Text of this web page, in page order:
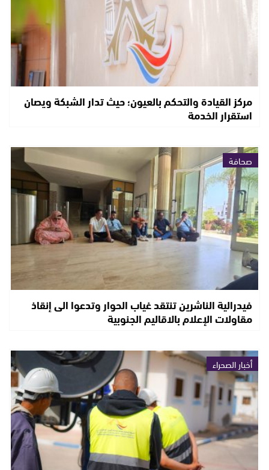
مركز القيادة والتحكم بالعيون؛ حيث تدار الشبكة ويصان
استقرار الخدمة
صحافة
فيدرالية الناشرين تنتقد غياب الحوار وتدعوا الى إنقاذ
مقاولات الإعلام بالاقاليم الجنوبية
أخبار الصحراء